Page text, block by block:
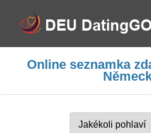
Online seznamka